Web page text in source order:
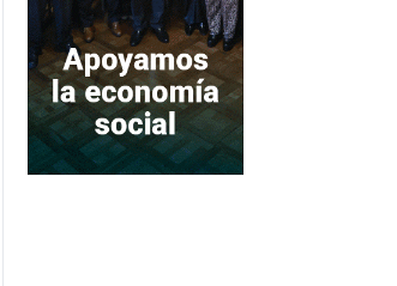
DETENIDAS Y LIBERADAS
Intentaron ingresar